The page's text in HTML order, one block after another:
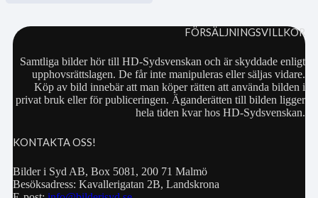
FÖRSÄLJNINGSVILLKOR
Samtliga bilder hör till HD-Sydsvenskan och är skyddade enligt
upphovsrättslagen. De får inte manipuleras eller säljas vidare.
Köp av bild innebär att man köper rätten att använda bilden i
privat bruk eller för publiceringen. Äganderätten till bilden ligger
hela tiden kvar hos HD-Sydsvenskan.
KONTAKTA OSS!
Bilder i Syd AB, Box 5081, 200 71 Malmö
Besöksadress: Kavallerigatan 2B, Landskrona